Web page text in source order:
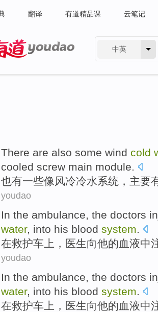
翻译 有道精品课 云笔记
中英
There are also some wind cold
cooled screw main module.
也有一些像 风冷冷水系统 ， 主要
youdao
In the ambulance, the doctors
water, into his blood system.
在救护车 上， 医生向他的血液中
youdao
In the ambulance the doctors
water, into his blood system
在救护车 上， 医生向他的血液中